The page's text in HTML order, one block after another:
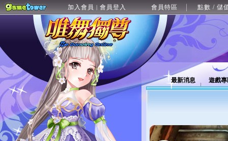
加入會員 | 會員登入 會員特區 點數 / 儲
最新消息 遊戲